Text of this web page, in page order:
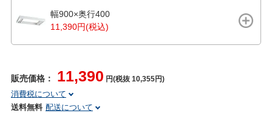
幅900×奥行400
11,390円(税込)
販売価格： 11,390 円(税抜 10,355円)
消費税について
送料無料 配送について